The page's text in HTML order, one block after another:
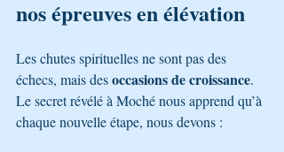
nos épreuves en élévation
Les chutes spirituelles ne sont pas des
échecs, mais des occasions de croissance.
Le secret révélé à Moché nous apprend qu’à
chaque nouvelle étape, nous devons :